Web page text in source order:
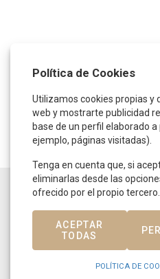
HORARIO
De lunes a jueves:
y de 16:00 a 19:00
De 9:00 a 15:00 horas
Política de Cookies
Utilizamos cookies propias y
web y mostrarte publicidad
base de un perfil elaborado
ejemplo, páginas visitadas).
Tenga en cuenta que, si
eliminarlas desde las
ofrecido por el propio tercero.
ACEPTAR
TODAS
POLÍTICA DE